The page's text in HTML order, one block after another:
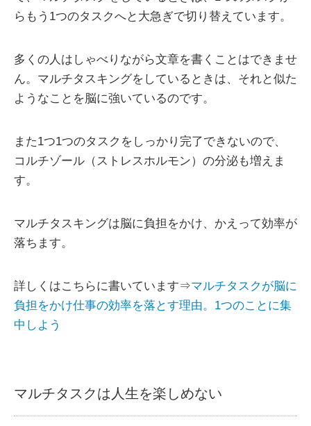
らもう1つのタスクへと大急ぎで切り替えています。
多くの人はしゃべりながら文章を書くことはできませ
ん。マルチタスキングをしているときは、それと似た
ようなことを脳に強いているのです。
また1つ1つのタスクをしっかり完了できないので、
コルチゾール（ストレスホルモン）の分泌も増えま
す。
マルチタスキングは脳に負担をかけ、かえって効率が
落ちます。
詳しくはこちらに書いています⇒マルチタスクが脳に
負担をかけ仕事の効率を落とす理由。1つのことに集
中しよう
マルチタスクは人生を楽しめない